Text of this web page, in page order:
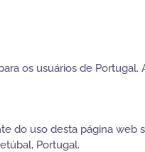
os usuários de Portugal.
do uso desta página web
Portugal.